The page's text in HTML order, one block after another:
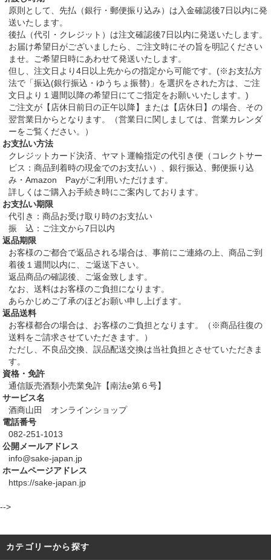
原則として、先払（銀行・郵便振り込み）は入金確認後7日以内に発
送いたします。
後払（代引・クレジット）は注文確認後7日以内に発送いたします。
お届け希望日がございましたら、ご注文時にその旨を明記ください
ませ。ご希望日時にあわせて発送いたします。
但し、注文日より4日以上先からの指定から可能です。(※お支払方
法で「振込(銀行振込・ゆうちょ振替)」を選択をされた方は、ご注
文日より１週間以降の希望日にてご指定をお願いいたします。)
ご注文が【店休日前日の正午以降】または【店休日】の場合、その
翌営業日からとなります。（営業日に関しましては、営業カレンダ
ーをご覧ください。）
お支払い方法
クレジットカード決済、ヤマト運輸指定の代引き便（コレクトサー
ビス：商品到着時の現金でのお支払い）、銀行振込、郵便振り込
み・Amazon Payがご利用いただけます。
詳しくはご購入お手続き時にご案内しております。
お支払い期限
代引き：商品お受け取り時のお支払い
振 込：ご注文から7日以内
返品期限
お客様のご都合で返品される場合は、事前にご連絡の上、商品ご到
着後１週間以内に、ご返送下さい。
返品商品の確認後、ご返金致します。
なお、送料はお客様のご負担になります。
あらかじめご了承のほどお願い申し上げます。
返品送料
お客様都合の場合は、お客様のご負担となります。（※商品往復の
送料をご請求させていただきます。）
ただし、不良品交換、誤品配送交換は当社負担とさせていただきま
す。
資格・免許
通信販売酒類小売業免許【南法e第６号】
サービス名
酒商山田 オンラインショップ
電話番号
082-251-1013
公開メールアドレス
info@sake-japan.jp
ホームページアドレス
https://sake-japan.jp
-->
カテゴリーから探す